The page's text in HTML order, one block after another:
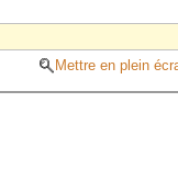
Mettre en plein